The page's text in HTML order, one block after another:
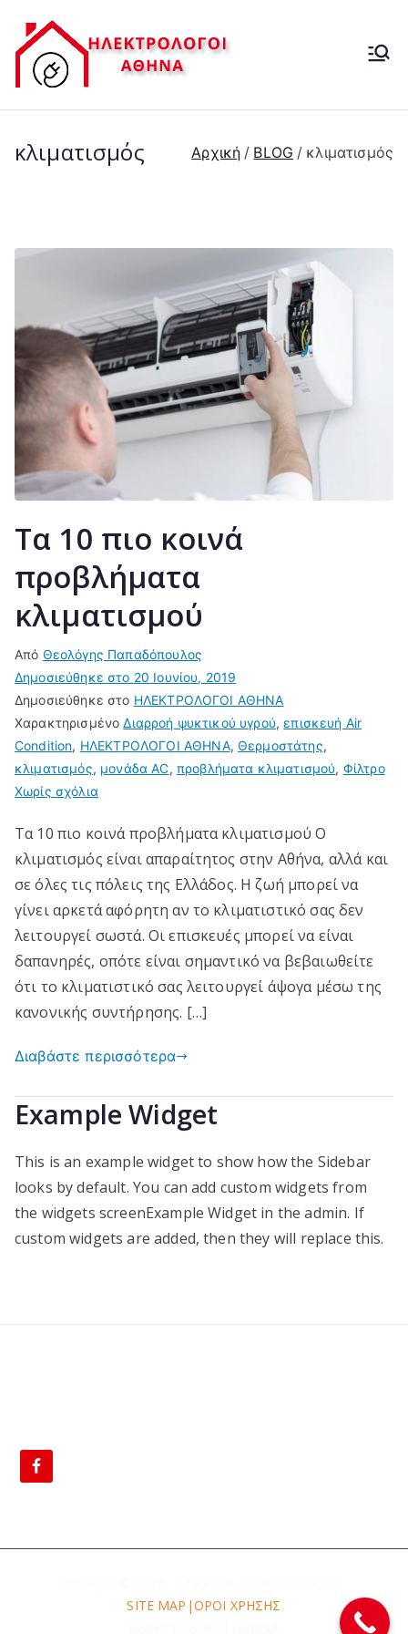
περιεχόμενο
ΗΛΕΚΤΡ
ΟΛΟΓΟΣ
24 ΩΡΕΣ
κλιματισμός Αρχική BLOG κλιματισμός
Τα 10 πιο κοινά
προβλήματα
κλιματισμού
Από Θεολόγης Παπαδόπουλος
Δημοσιεύθηκε στο 20 Ιουνίου, 2019
Δημοσιεύθηκε στο ΗΛΕΚΤΡΟΛΟΓΟΙ ΑΘΗΝΑ
ΧαρακτηρισμένοΔιαρροή ψυκτικού υγρού,επισκευή Air
Condition, ΗΛΕΚΤΡΟΛΟΓΟΙ ΑΘΗΝΑ, Θερμοστάτης,
κλιματισμός, μονάδα AC, προβλήματα κλιματισμού, Φίλτρο
Χωρίς σχόλιαστο
10
πιο
κοινά
προβλήματα
κλιματισμού
Τα 10 πιο κοινά προβλήματα κλιματισμού Ο
κλιματισμός είναι απαραίτητος στην Αθήνα, αλλά και
σε όλες τις πόλεις της Ελλάδος. Η ζωή μπορεί να
γίνει αρκετά αφόρητη αν το κλιματιστικό σας δεν
λειτουργεί σωστά. Οι επισκευές μπορεί να είναι
δαπανηρές, οπότε είναι σημαντικό να βεβαιωθείτε
ότι το κλιματιστικό σας λειτουργεί άψογα μέσω της
κανονικής συντήρησης. […]
Διαβάστε περισσότερα
Example Widget
This is an example widget to show how the Sidebar
looks by default. You can add custom widgets from
the widgets screenExample Widget in the admin. If
custom widgets are added, then they will replace this.
SITE MAP|ΟΡΟΙ ΧΡΗΣΗΣ